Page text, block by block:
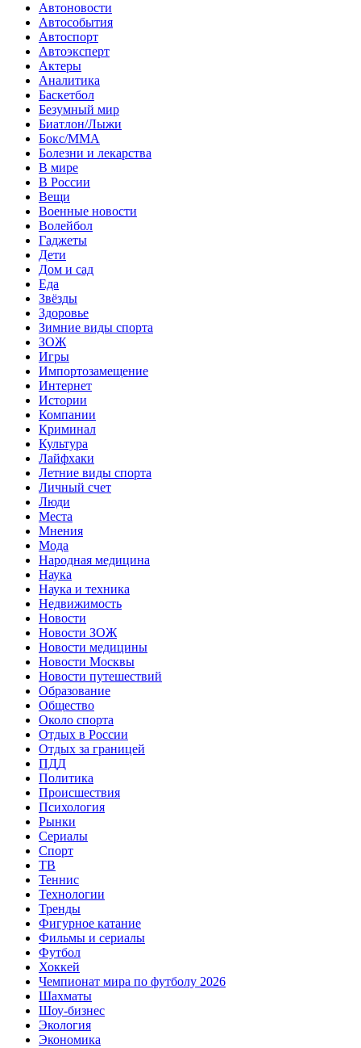
Автоновости
Автособытия
Автоспорт
Автоэксперт
Актеры
Аналитика
Баскетбол
Безумный мир
Биатлон/Лыжи
Бокс/MMA
Болезни и лекарства
В мире
В России
Вещи
Военные новости
Волейбол
Гаджеты
Дети
Дом и сад
Еда
Звёзды
Здоровье
Зимние виды спорта
ЗОЖ
Игры
Импортозамещение
Интернет
Истории
Компании
Криминал
Культура
Лайфхаки
Летние виды спорта
Личный счет
Люди
Места
Мнения
Мода
Народная медицина
Наука
Наука и техника
Недвижимость
Новости
Новости ЗОЖ
Новости медицины
Новости Москвы
Новости путешествий
Образование
Общество
Около спорта
Отдых в России
Отдых за границей
ПДД
Политика
Происшествия
Психология
Рынки
Сериалы
Спорт
ТВ
Теннис
Технологии
Тренды
Фигурное катание
Фильмы и сериалы
Футбол
Хоккей
Чемпионат мира по футболу 2026
Шахматы
Шоу-бизнес
Экология
Экономика